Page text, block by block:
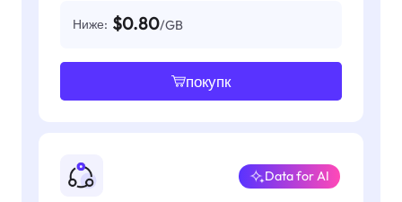
Ниже: $0.80/GB
покупк
Data for AI